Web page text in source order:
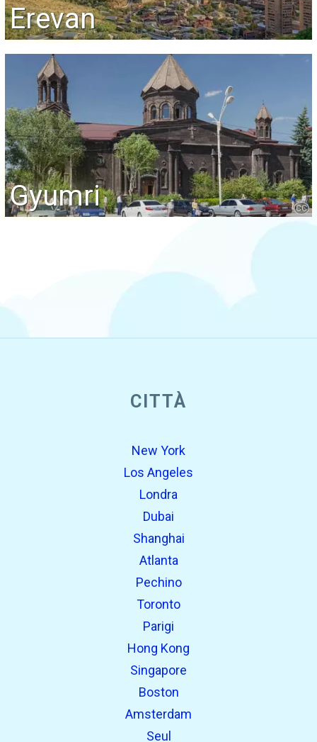
Erevan
Gyumri CC
CITTÀ
New York
Los Angeles
Londra
Dubai
Shanghai
Atlanta
Pechino
Toronto
Parigi
Hong Kong
Singapore
Boston
Amsterdam
Seul